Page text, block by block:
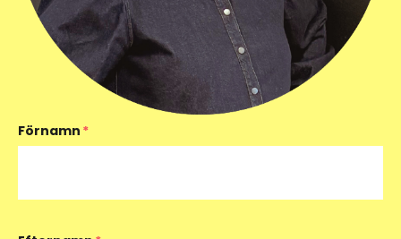
Förnamn *